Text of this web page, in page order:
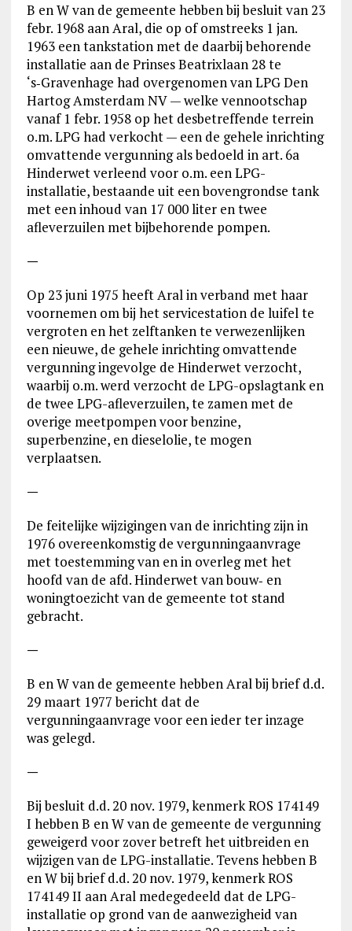
B en W van de gemeente hebben bij besluit van 23
febr. 1968 aan Aral, die op of omstreeks 1 jan.
1963 een tankstation met de daarbij behorende
installatie aan de Prinses Beatrixlaan 28 te
‘s‑Gravenhage had overgenomen van LPG Den
Hartog Amsterdam NV — welke vennootschap
vanaf 1 febr. 1958 op het desbetreffende terrein
o.m. LPG had verkocht — een de gehele inrichting
omvattende vergunning als bedoeld in art. 6a
Hinderwet verleend voor o.m. een LPG-
installatie, bestaande uit een bovengrondse tank
met een inhoud van 17 000 liter en twee
afleverzuilen met bijbehorende pompen.
—
Op 23 juni 1975 heeft Aral in verband met haar
voornemen om bij het servicestation de luifel te
vergroten en het zelftanken te verwezenlijken
een nieuwe, de gehele inrichting omvattende
vergunning ingevolge de Hinderwet verzocht,
waarbij o.m. werd verzocht de LPG-opslagtank en
de twee LPG-afleverzuilen, te zamen met de
overige meetpompen voor benzine,
superbenzine, en dieselolie, te mogen
verplaatsen.
—
De feitelijke wijzigingen van de inrichting zijn in
1976 overeenkomstig de vergunningaanvrage
met toestemming van en in overleg met het
hoofd van de afd. Hinderwet van bouw‑ en
woningtoezicht van de gemeente tot stand
gebracht.
—
B en W van de gemeente hebben Aral bij brief d.d.
29 maart 1977 bericht dat de
vergunningaanvrage voor een ieder ter inzage
was gelegd.
—
Bij besluit d.d. 20 nov. 1979, kenmerk ROS 174149
I hebben B en W van de gemeente de vergunning
geweigerd voor zover betreft het uitbreiden en
wijzigen van de LPG-installatie. Tevens hebben B
en W bij brief d.d. 20 nov. 1979, kenmerk ROS
174149 II aan Aral medegedeeld dat de LPG-
installatie op grond van de aanwezigheid van